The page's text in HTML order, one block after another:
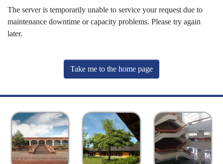
The server is temporarily unable to service your request due to
maintenance downtime or capacity problems. Please try again
later.
Take me to the home page